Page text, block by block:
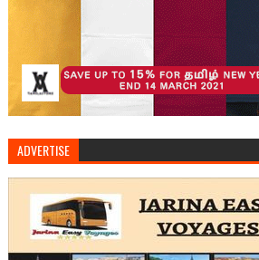
ADVERTISE